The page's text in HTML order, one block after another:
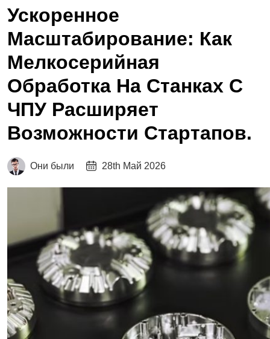
Ускоренное
Масштабирование: Как
Мелкосерийная
Обработка На Станках С
ЧПУ Расширяет
Возможности Стартапов.
Они были 28th Май 2026